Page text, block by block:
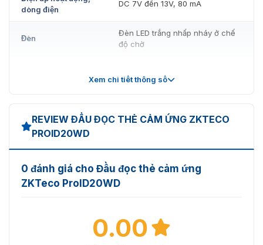
dòng điện
DC 7V đến 13V, 80 mA
Đèn
Đèn LED trắng nhấp nháy ở chế
độ chờ
Còi Hỗ trợ
Mức độ bảo vệ IP65
Màu sắc Màu trắng
Xem chi tiết thông số
REVIEW ĐẦU ĐỌC THẺ CẢM ỨNG ZKTECO
PROID20WD
0 đánh giá cho Đầu đọc thẻ cảm ứng
ZKTeco ProID20WD
0.00